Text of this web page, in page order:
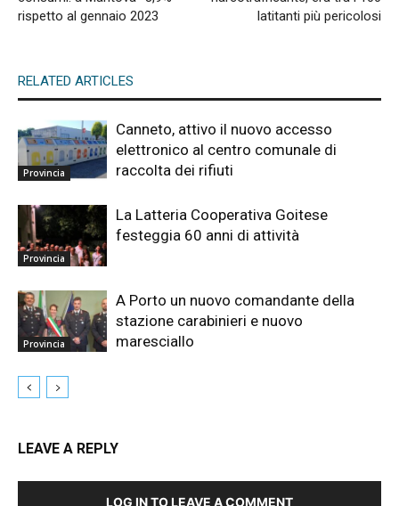
rispetto al gennaio 2023
latitanti più pericolosi
RELATED ARTICLES
Provincia
Canneto, attivo il nuovo accesso
elettronico al centro comunale di
raccolta dei rifiuti
Provincia
La Latteria Cooperativa Goitese
festeggia 60 anni di attività
Provincia
A Porto un nuovo comandante della
stazione carabinieri e nuovo
maresciallo
LEAVE A REPLY
LOG IN TO LEAVE A COMMENT